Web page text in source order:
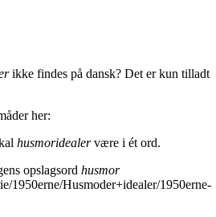
ikke findes på dansk? Det er kun tilladt
her:
husmoridealervære i ét ord.
opslagsord husmor
1950erne/Husmoder+idealer/1950erne-